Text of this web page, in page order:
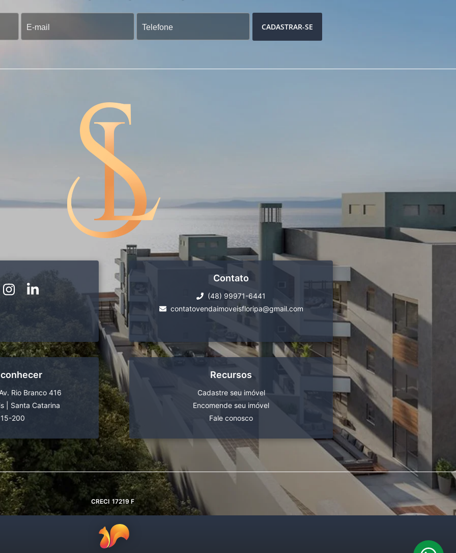
CADASTRAR-SE
Contato
(48) 99971-6441
contatovendaimoveisfloripa@gmail.com
Rio Branco 416
Santa Catarina
200
Recursos
Cadastre seu imóvel
Encomende seu imóvel
Fale conosco
CRECI 17219 F